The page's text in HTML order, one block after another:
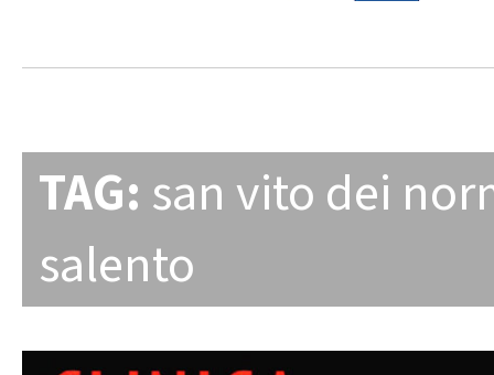
TAG: san vito dei
salento